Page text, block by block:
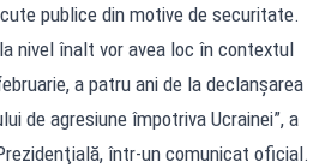
publice din motive de securitate.
nivel înalt vor avea loc în contextul
a patru ani de la declanşarea
de agresiune împotriva Ucrainei”, a
într-un comunicat oficial.